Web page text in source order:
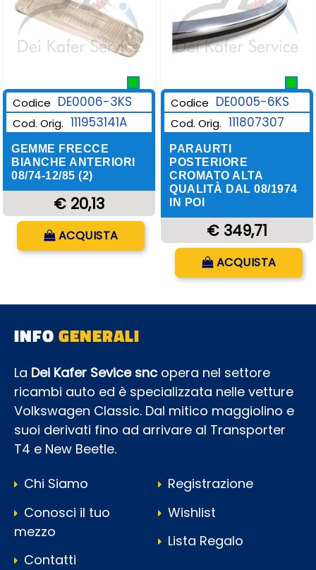
Codice DE0006-3KS
Cod. Orig. 111953141A
GEMME FRECCE
BIANCHE ANTERIORI
08/74-12/85 (2)
€ 20,13
ACQUISTA
Codice DE0005-6KS
Cod. Orig. 111807307
PARAURTI
POSTERIORE
CROMATO ALTA
QUALITÀ DAL 08/1974
IN POI
€ 349,71
ACQUISTA
INFOGENERALI
La Dei Kafer Sevice snc opera nel settore
ricambi auto ed è specializzata nelle vetture
Volkswagen Classic. Dal mitico maggiolino e
suoi derivati fino ad arrivare al Transporter
T4 e New Beetle.
Chi Siamo
Conosci il tuo
mezzo
Contatti
Registrazione
Wishlist
Lista Regalo